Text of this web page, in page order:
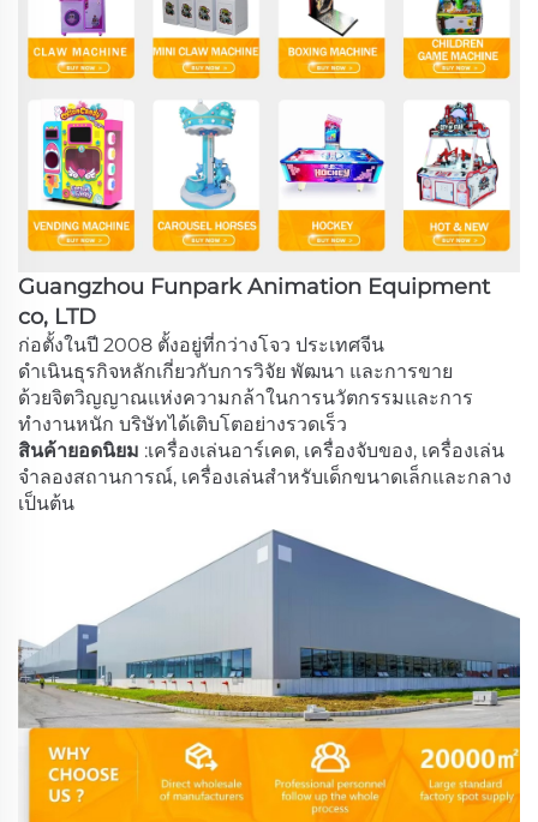
Guangzhou Funpark Animation Equipment
co, LTD
ก่อตั้งในปี 2008 ตั้งอยู่ที่กว่างโจว ประเทศจีน
ดำเนินธุรกิจหลักเกี่ยวกับการวิจัย พัฒนา และการขาย
ด้วยจิตวิญญาณแห่งความกล้าในการนวัตกรรมและการ
ทำงานหนัก บริษัทได้เติบโตอย่างรวดเร็ว
สินค้ายอดนิยม :เครื่องเล่นอาร์เคด, เครื่องจับของ, เครื่องเล่น
จำลองสถานการณ์, เครื่องเล่นสำหรับเด็กขนาดเล็กและกลาง
เป็นต้น